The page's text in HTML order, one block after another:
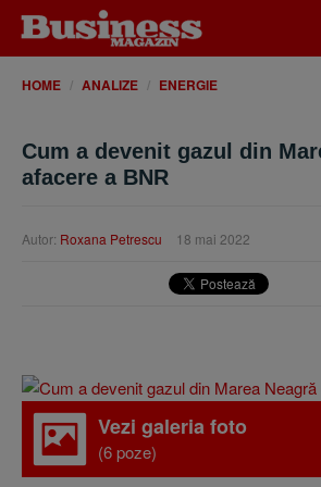
HOME ANALIZE ENERGIE
Cum a devenit gazul din
afacere a BNR
Autor: Roxana Petrescu 18 mai 2022
Vezi galeria foto
(6 poze)